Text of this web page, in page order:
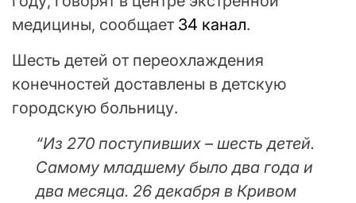
медицины, сообщает 34 канал.
Шесть детей от переохлаждения
конечностей доставлены в детскую
городскую больницу.
“Из 270 поступивших – шесть детей.
Самому младшему было два года и
два месяца. 26 декабря в Кривом